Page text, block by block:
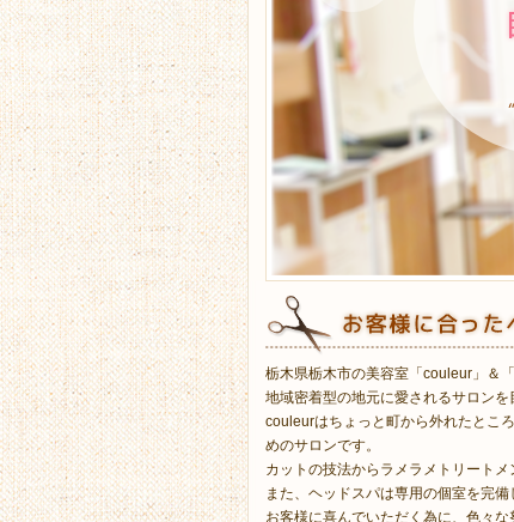
栃木県栃木市の美容室「couleur」＆
地域密着型の地元に愛されるサロン
couleurはちょっと町から外れたとこ
めのサロンです。
カットの技法からラメラメトリート
また、ヘッドスパは専用の個室を完
お客様に喜んでいただく為に、色々な